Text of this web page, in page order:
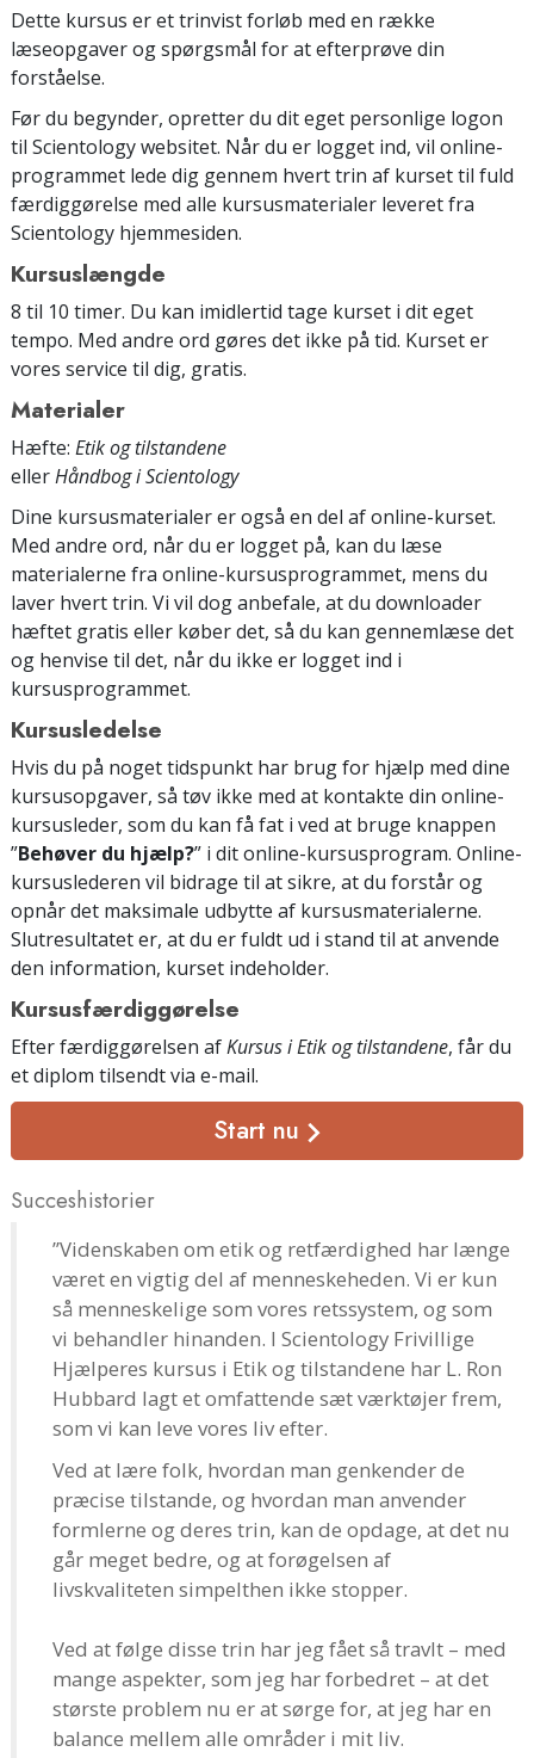
Dette kursus er et trinvist forløb med en række
læseopgaver og spørgsmål for at efterprøve din
forståelse.
Før du begynder, opretter du dit eget personlige logon
til Scientology websitet. Når du er logget ind, vil online-
programmet lede dig gennem hvert trin af kurset til fuld
færdiggørelse med alle kursusmaterialer leveret fra
Scientology hjemmesiden.
Kursuslængde
8 til 10 timer. Du kan imidlertid tage kurset i dit eget
tempo. Med andre ord gøres det ikke på tid. Kurset er
vores service til dig, gratis.
Materialer
Hæfte: Etik og tilstandene
ellerHåndbog i Scientology
Dine kursusmaterialer er også en del af online-kurset.
Med andre ord, når du er logget på, kan du læse
materialerne fra online-kursusprogrammet, mens du
laver hvert trin. Vi vil dog anbefale, at du downloader
hæftet gratis eller køber det, så du kan gennemlæse det
og henvise til det, når du ikke er logget ind i
kursusprogrammet.
Kursusledelse
Hvis du på noget tidspunkt har brug for hjælp med dine
kursusopgaver, så tøv ikke med at kontakte din online-
kursusleder, som du kan få fat i ved at bruge knappen
”Behøver du hjælp?” i dit online-kursusprogram. Online-
kursuslederen vil bidrage til at sikre, at du forstår og
opnår det maksimale udbytte af kursusmaterialerne.
Slutresultatet er, at du er fuldt ud i stand til at anvende
den information, kurset indeholder.
Kursusfærdiggørelse
Efter færdiggørelsen afKursus i Etik og tilstandene, får du
et diplom tilsendtvia e-mail.
Start nu
Succeshistorier
”Videnskaben om etik og retfærdighed har længe
været en vigtig del af menneskeheden. Vi er kun
så menneskelige som vores retssystem, og som
vi behandler hinanden. I Scientology Frivillige
Hjælperes kursus i Etik og tilstandene har L. Ron
Hubbard lagt et omfattende sæt værktøjer frem,
som vi kan leve vores liv efter.
Ved at lære folk, hvordan man genkender de
præcise tilstande, og hvordan man anvender
formlerne og deres trin, kan de opdage, at det nu
går meget bedre, og at forøgelsen af
livskvaliteten simpelthen ikke stopper.
Ved at følge disse trin har jeg fået så travlt – med
mange aspekter, som jeg har forbedret – at det
største problem nu er at sørge for, at jeg har en
balance mellem alle områder i mit liv.